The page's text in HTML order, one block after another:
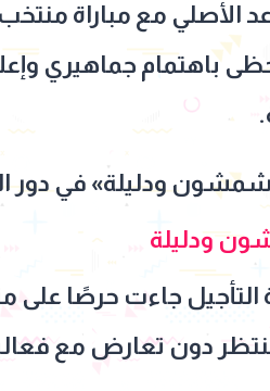
2026، والتي تحظى
ودليلة
جاءت حرصًا على
دون تعارض مع